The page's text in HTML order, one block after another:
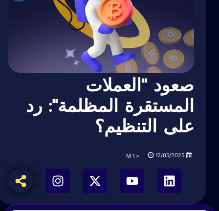
صعود "العملات
المستقرة المظلمة": رد
على التنظيم؟
12/05/2025
M